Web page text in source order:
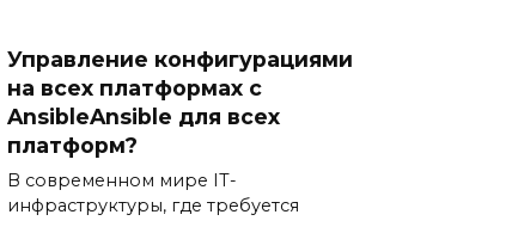
Управление конфигурациями
на всех платформах с
AnsibleAnsible для всех
платформ?
В современном мире IT-
инфраструктуры, где требуется